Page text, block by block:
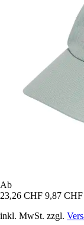
Ab
23,26 CHF 9,87 CHF
inkl. MwSt. zzgl.